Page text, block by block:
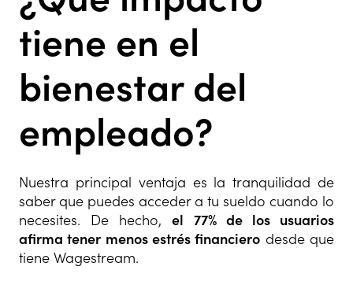
tiene en el
bienestar del
empleado?
Nuestra principal ventaja es la tranquilidad de
saber que puedes acceder a tu sueldo cuando lo
necesites. De hecho,el 77% de los usuarios
afirma tener menos estrés financiero desde que
tiene Wagestream.